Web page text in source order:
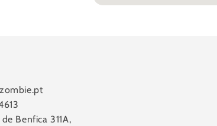
Benfica 311A,